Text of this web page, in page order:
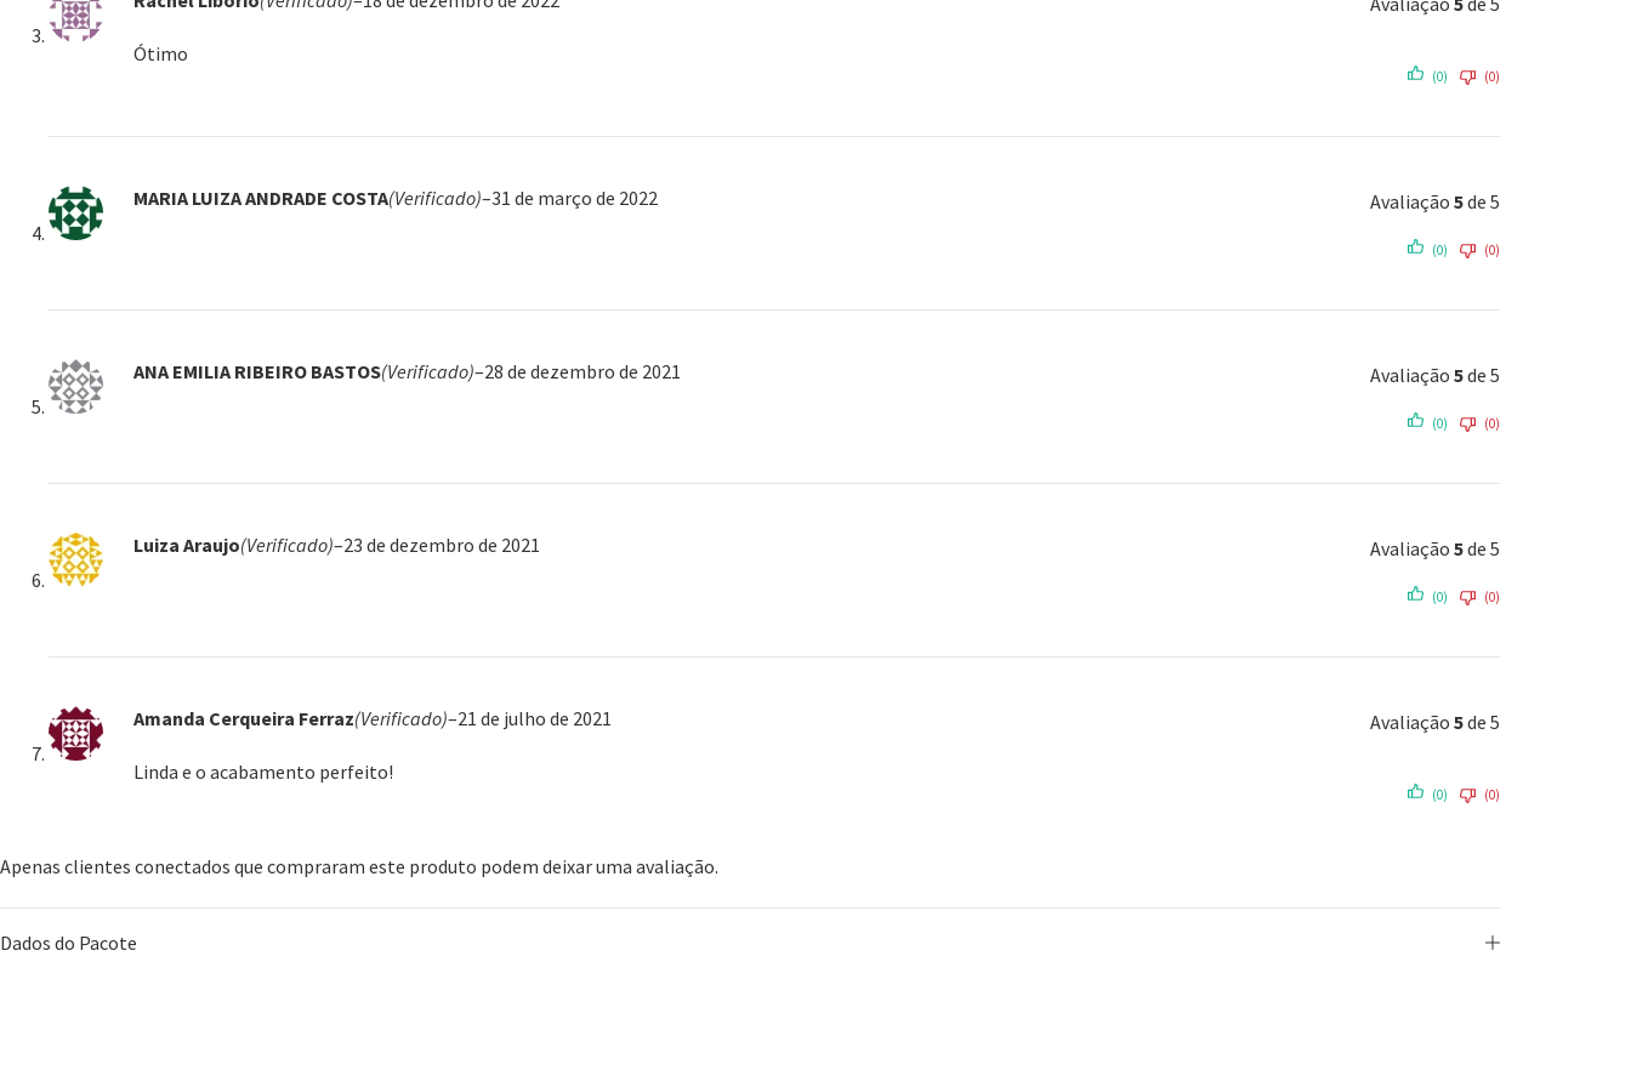
Ótimo
(0) (0)
Avaliação5de 5
MARIA LUIZA ANDRADE COSTA(Verificado)–31 de março de 2022
(0) (0)
Avaliação5de 5
ANA EMILIA RIBEIRO BASTOS(Verificado)–28 de dezembro de 2021
(0) (0)
Avaliação5de 5
Luiza Araujo(Verificado)–23 de dezembro de 2021
(0) (0)
Avaliação5de 5
Amanda Cerqueira Ferraz(Verificado)–21 de julho de 2021
Linda e o acabamento perfeito!
(0) (0)
Apenas clientes conectados que compraram este produto podem deixar uma avaliação.
Dados do Pacote